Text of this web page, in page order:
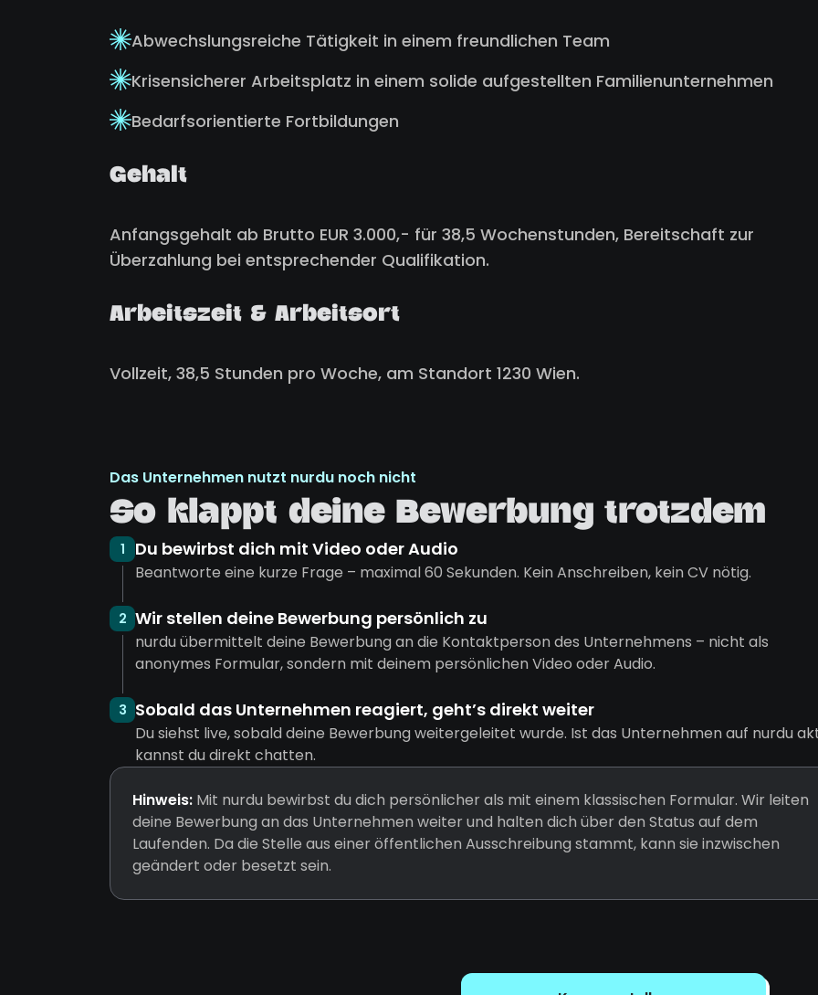
Abwechslungsreiche Tätigkeit in einem freundlichen Team
Krisensicherer Arbeitsplatz in einem solide aufgestellten Familienunternehmen
Bedarfsorientierte Fortbildungen
Gehalt
Anfangsgehalt ab Brutto EUR 3.000,- für 38,5 Wochenstunden, Bereitschaft zur
Überzahlung bei entsprechender Qualifikation.
Arbeitszeit & Arbeitsort
Vollzeit, 38,5 Stunden pro Woche, am Standort 1230 Wien.
Das Unternehmen nutzt nurdu noch nicht
So klappt deine Bewerbung trotzdem
1 Du bewirbst dich mit Video oder Audio
Beantworte eine kurze Frage – maximal 60 Sekunden. Kein Anschreiben, kein CV nötig.
2 Wir stellen deine Bewerbung persönlich zu
nurdu übermittelt deine Bewerbung an die Kontaktperson des Unternehmens – nicht als
anonymes Formular, sondern mit deinem persönlichen Video oder Audio.
3 Sobald das Unternehmen reagiert, geht’s direkt weiter
Du siehst live, sobald deine Bewerbung weitergeleitet wurde. Ist das Unternehmen auf nurdu
kannst du direkt chatten.
Hinweis: Mit nurdu bewirbst du dich persönlicher als mit einem klassischen Formular. Wir leiten
deine Bewerbung an das Unternehmen weiter und halten dich über den Status auf dem
Laufenden. Da die Stelle aus einer öffentlichen Ausschreibung stammt, kann sie inzwischen
geändert oder besetzt sein.